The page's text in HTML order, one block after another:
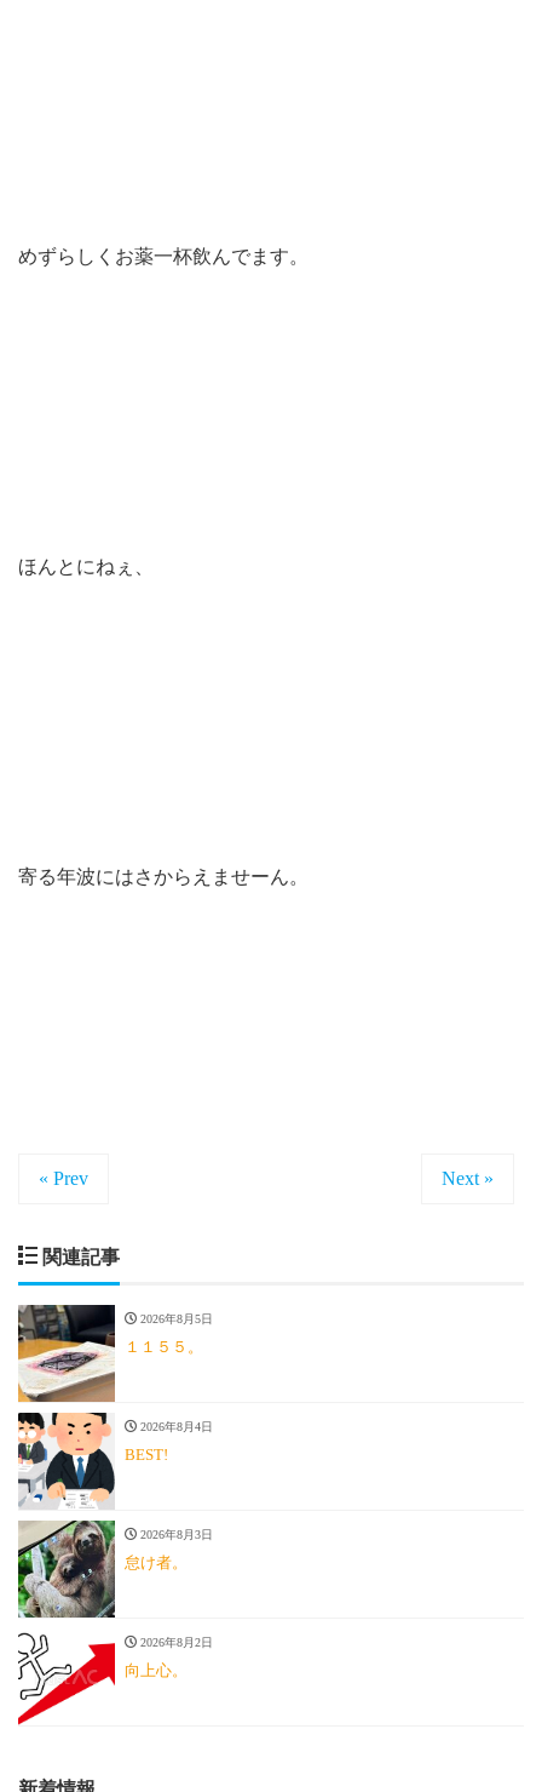
めずらしくお薬一杯飲んでます。
ほんとにねぇ、
寄る年波にはさからえませーん。
« Prev Next »
関連記事
2026年8月5日
１１５５。
2026年8月4日
BEST!
2026年8月3日
怠け者。
2026年8月2日
向上心。